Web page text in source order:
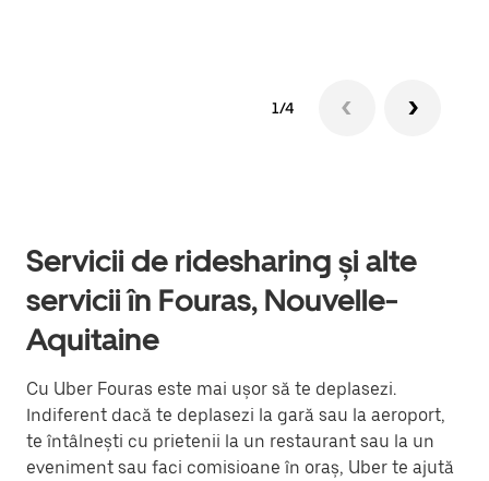
1/4
Servicii de ridesharing și alte
servicii în Fouras, Nouvelle-
Aquitaine
Cu Uber Fouras este mai ușor să te deplasezi.
Indiferent dacă te deplasezi la gară sau la aeroport,
te întâlnești cu prietenii la un restaurant sau la un
eveniment sau faci comisioane în oraș, Uber te ajută